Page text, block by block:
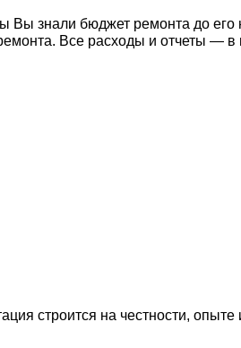
Вы знали бюджет ремонта до его
Все расходы и отчеты —
строится на честности,